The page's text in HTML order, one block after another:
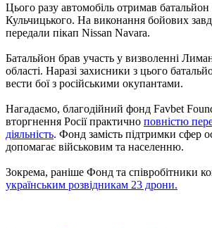
Цього разу автомобіль отримав батальйон
Кульчицького. На виконання бойових
передали пікап Nissan Navara.
Батальйон брав участь у визволенні
області. Наразі захисники з цього
вести бої з російськими окупантами.
Нагадаємо, благодійний фонд Favbet
вторгнення Росії практично повністю
діяльність. Фонд замість підтримки сфер
допомагає військовим та населенню.
Зокрема, раніше Фонд та співробітники
українським розвідникам 23 дрони.